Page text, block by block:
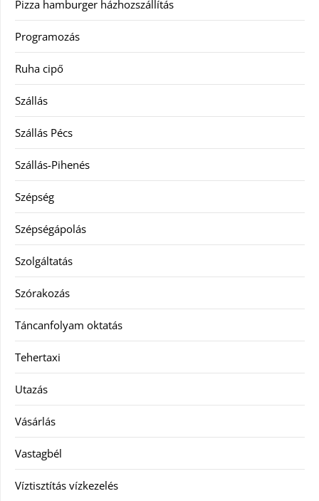
Pizza hamburger házhozszállítás
Programozás
Ruha cipő
Szállás
Szállás Pécs
Szállás-Pihenés
Szépség
Szépségápolás
Szolgáltatás
Szórakozás
Táncanfolyam oktatás
Tehertaxi
Utazás
Vásárlás
Vastagbél
Víztisztítás vízkezelés